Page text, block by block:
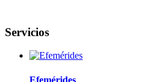
Servicios
Efemérides